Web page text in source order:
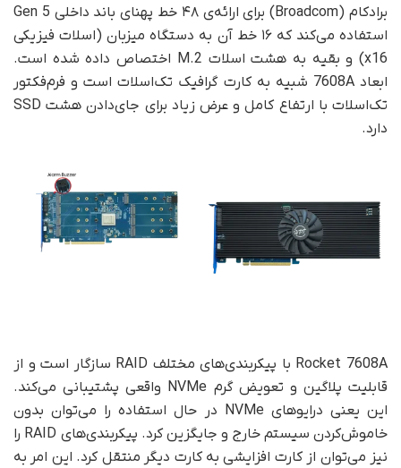
برادکام (Broadcom) برای ارائه‌ی ۴۸ خط پهنای باند داخلی Gen 5
استفاده می‌کند که ۱۶ خط آن به دستگاه میزبان (اسلات فیزیکی
x16) و بقیه به هشت اسلات M.2 اختصاص داده شده است.
ابعاد 7608A شبیه به کارت گرافیک تک‌اسلات است و فرم‌فکتور
تک‌اسلات با ارتفاع کامل و عرض زیاد برای جای‌دادن هشت SSD
دارد.
Rocket 7608A با پیکربندی‌های مختلف RAID سازگار است و از
قابلیت پلاگین و تعویض گرم NVMe واقعی پشتیبانی می‌کند.
این یعنی درایوهای NVMe در حال استفاده را می‌توان بدون
خاموش‌کردن سیستم خارج و جایگزین کرد. پیکربندی‌های RAID را
نیز می‌توان از کارت افزایشی به کارت دیگر منتقل کرد. این امر به